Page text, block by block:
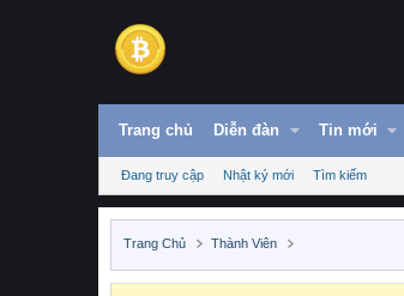
Trang chủ Diễn đàn Tin mới
Đang truy cập Nhật ký mới Tìm kiếm
Trang Chủ Thành Viên